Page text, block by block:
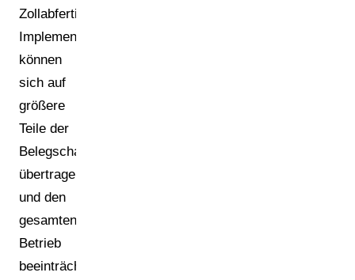
Zollabfertigung.
Implementierungsprobleme
können
sich auf
größere
Teile der
Belegschaft
übertragen
und den
gesamten
Betrieb
beeinträchtigen.